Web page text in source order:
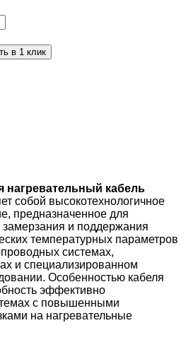
в 1 клик
кабель
собой высокотехнологичное
предназначенное для
и поддержания
температурных параметров
системах,
и специализированном
Особенностью кабеля
эффективно
с повышенными
на нагревательные